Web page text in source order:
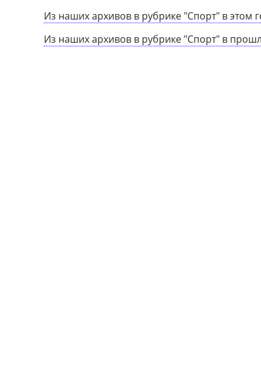
Из наших архивов в рубрике "Спорт" в этом
Из наших архивов в рубрике "Спорт" в